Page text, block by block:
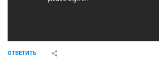
ОТВЕТИТЬ